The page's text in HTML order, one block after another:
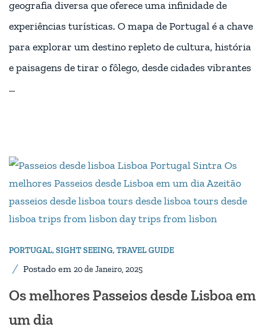
geografia diversa que oferece uma infinidade de
experiências turísticas. O mapa de Portugal é a chave
para explorar um destino repleto de cultura, história
e paisagens de tirar o fôlego, desde cidades vibrantes
…
PORTUGAL,SIGHT SEEING,TRAVEL GUIDE
Postado em 20 de Janeiro, 2025
Os melhores Passeios desde Lisboa em
um dia